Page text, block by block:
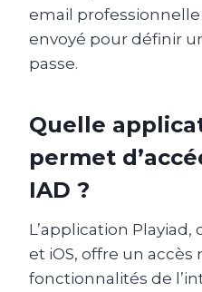
email professionnelle
envoyé pour définir
passe.
Quelle
permet
IAD ?
L’application
et iOS, offre un accès
fonctionnalités de